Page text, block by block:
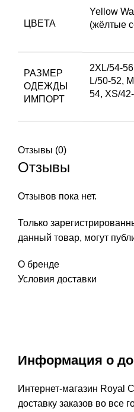
ЦВЕТА
Yellow
(жёлтые
РАЗМЕР
ОДЕЖДЫ
ИМПОРТ
2XL/54-56
L/50-52,
54, XS/
Отзывы (0)
Отзывы
Отзывов пока нет.
Только
данный товар, могут
О бренде
Условия доставки
Информация о
Интернет-магазин Royal
доставку заказов во все